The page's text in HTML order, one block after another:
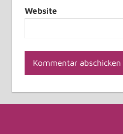
Website